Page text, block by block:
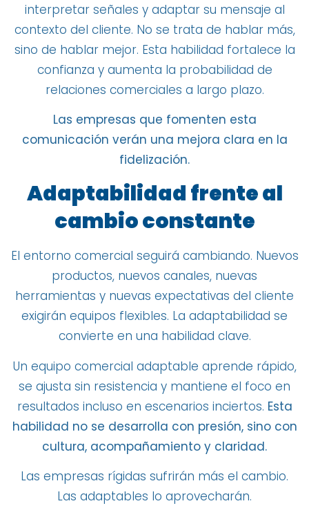
interpretar señales y adaptar su mensaje al
contexto del cliente. No se trata de hablar más,
sino de hablar mejor. Esta habilidad fortalece la
confianza y aumenta la probabilidad de
relaciones comerciales a largo plazo.
Las empresas que fomenten esta
comunicación verán una mejora clara en la
fidelización.
Adaptabilidad frente al
cambio constante
El entorno comercial seguirá cambiando. Nuevos
productos, nuevos canales, nuevas
herramientas y nuevas expectativas del cliente
exigirán equipos flexibles. La adaptabilidad se
convierte en una habilidad clave.
Un equipo comercial adaptable aprende rápido,
se ajusta sin resistencia y mantiene el foco en
resultados incluso en escenarios inciertos. Esta
habilidad no se desarrolla con presión, sino con
cultura, acompañamiento y claridad.
Las empresas rígidas sufrirán más el cambio.
Las adaptables lo aprovecharán.